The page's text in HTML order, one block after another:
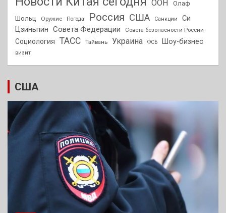
ООН
Олаф
Шольц
Оружие Погода Россия США Санкции
Си
Цзиньпин Совета Федерации Совета безопасности России
Социология ТАСС Тайвань Украина ФСБ Шоу-бизнес
визит
США